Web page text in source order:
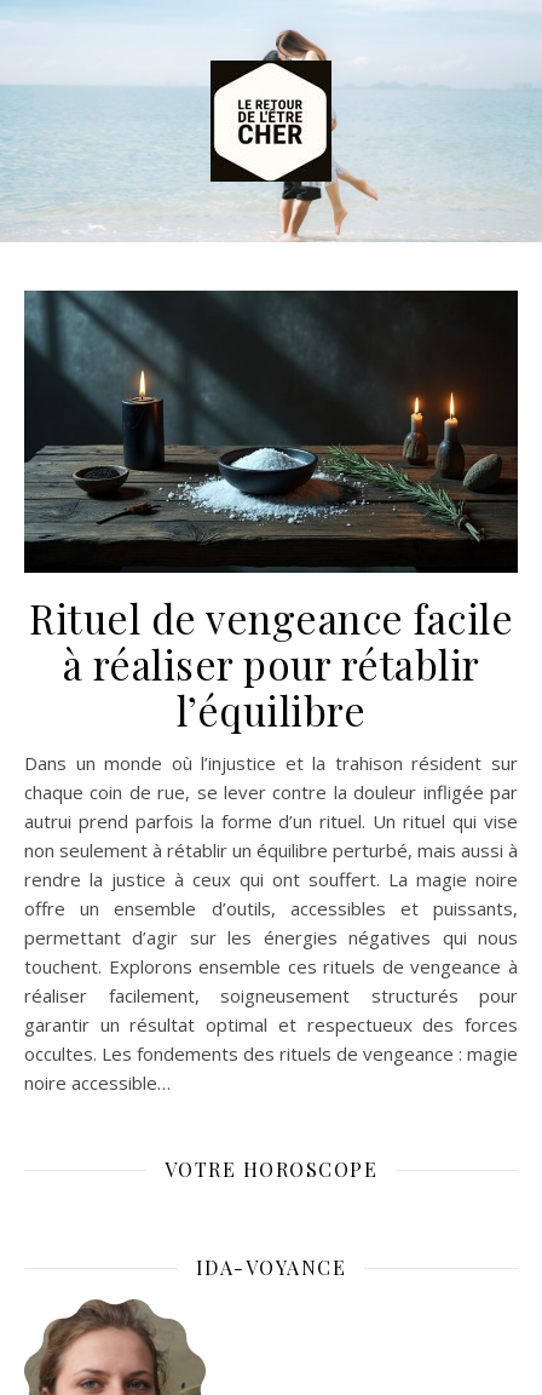
Rituel de vengeance facile
à réaliser pour rétablir
l’équilibre
Dans un monde où l’injustice et la trahison résident sur
chaque coin de rue, se lever contre la douleur infligée par
autrui prend parfois la forme d’un rituel. Un rituel qui vise
non seulement à rétablir un équilibre perturbé, mais aussi à
rendre la justice à ceux qui ont souffert. La magie noire
offre un ensemble d’outils, accessibles et puissants,
permettant d’agir sur les énergies négatives qui nous
touchent. Explorons ensemble ces rituels de vengeance à
réaliser facilement, soigneusement structurés pour
garantir un résultat optimal et respectueux des forces
occultes. Les fondements des rituels de vengeance : magie
noire accessible…
VOTRE HOROSCOPE
IDA-VOYANCE